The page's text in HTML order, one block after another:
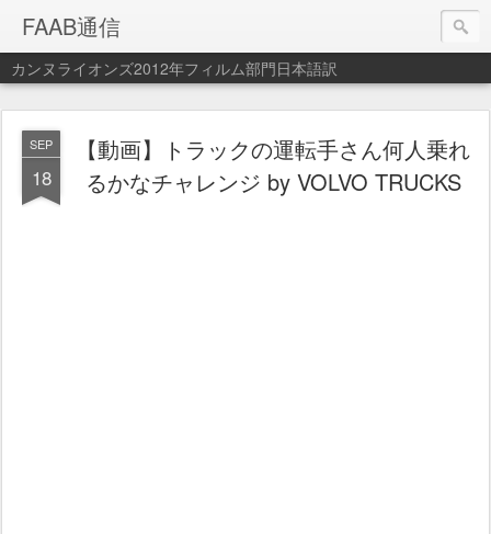
FAAB通信
カンヌライオンズ2012年フィルム部門日本語訳
SEP
18
【動画】トラックの運転手さん何人乗れ
るかなチャレンジ by VOLVO TRUCKS